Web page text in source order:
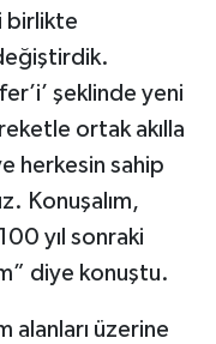
birlikte
şeklinde yeni
ortak akılla
herkesin sahip
Konuşalım,
yıl sonraki
diye konuştu.
alanları üzerine